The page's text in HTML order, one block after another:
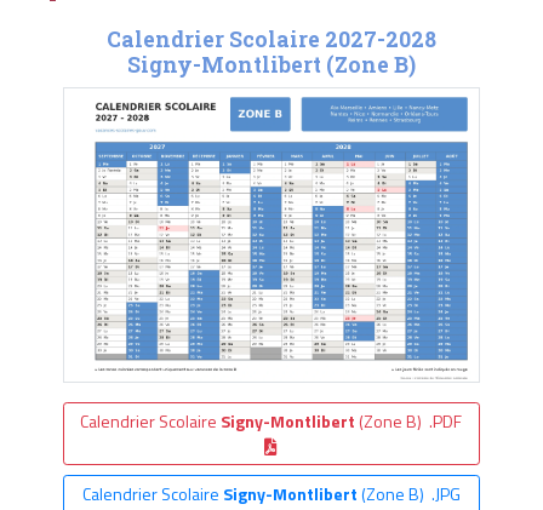
Calendrier Scolaire 2027-2028
Signy-Montlibert (Zone B)
Calendrier Scolaire Signy-Montlibert (Zone B) .PDF
Calendrier Scolaire Signy-Montlibert(Zone B) .JPG